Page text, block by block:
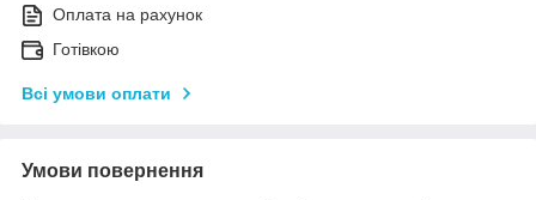
Оплата на рахунок
Готівкою
Всі умови оплати
Умови повернення